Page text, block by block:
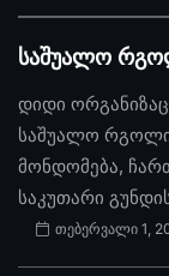
საშუალო
დიდი
საშუალო
მონდომება,
საკუთარი
თებერვალი 1,